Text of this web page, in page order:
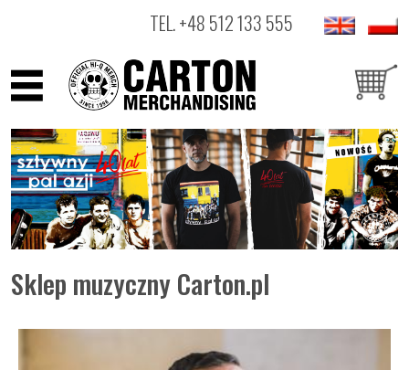
TEL.+48 512 133 555
ARTYŚCI
PRODUKTY
OUTLET
Sklep muzyczny Carton.pl